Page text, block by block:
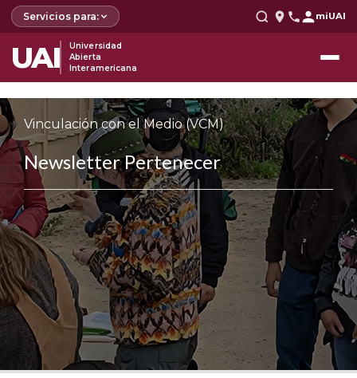
Servicios para: miUAI
UAI
Universidad
Abierta
Interamericana
Vinculación con el Medio (VCM)
Newsletter Pertenecer